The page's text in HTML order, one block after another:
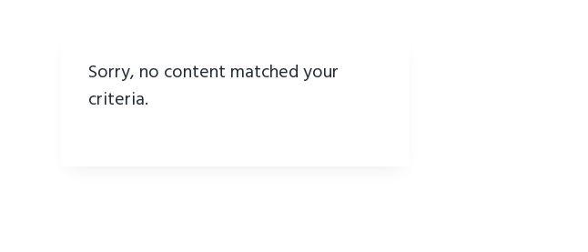
Sorry, no content matched your
criteria.